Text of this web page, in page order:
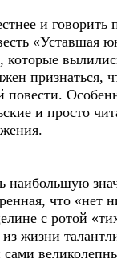
и говорить
«Уставшая
признаться,
повести.
и просто
что «нет
с ротой
жизни